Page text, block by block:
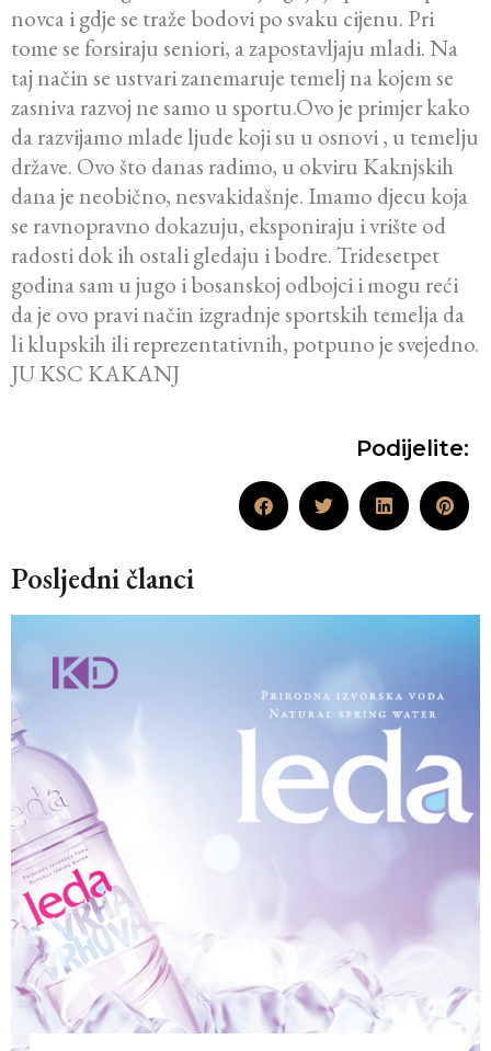
novca i gdje se traže bodovi po svaku cijenu. Pri
tome se forsiraju seniori, a zapostavljaju mladi. Na
taj način se ustvari zanemaruje temelj na kojem se
zasniva razvoj ne samo u sportu.Ovo je primjer kako
da razvijamo mlade ljude koji su u osnovi , u temelju
države. Ovo što danas radimo, u okviru Kaknjskih
dana je neobično, nesvakidašnje. Imamo djecu koja
se ravnopravno dokazuju, eksponiraju i vrište od
radosti dok ih ostali gledaju i bodre. Tridesetpet
godina sam u jugo i bosanskoj odbojci i mogu reći
da je ovo pravi način izgradnje sportskih temelja da
li klupskih ili reprezentativnih, potpuno je svejedno.
JU KSC KAKANJ
Podijelite:
Posljedni članci